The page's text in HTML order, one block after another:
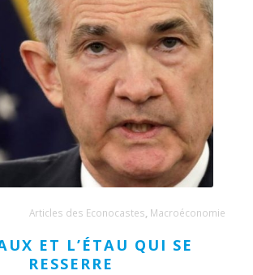
Articles des Econocastes Macroéconomie
ET L’ÉTAU QUI SE
RESSERRE